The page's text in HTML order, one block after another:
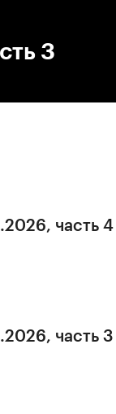
3
часть 4
часть 3